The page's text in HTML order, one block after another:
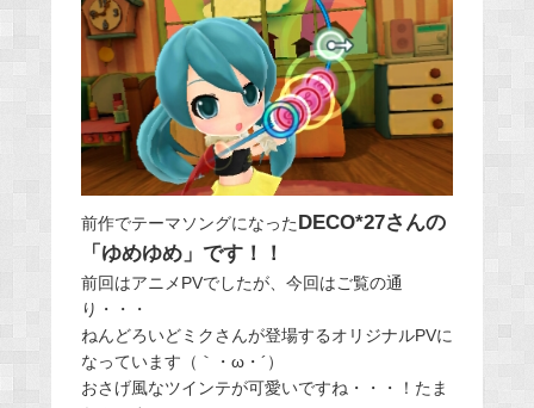
前作でテーマソングになったDECO*27さんの
「ゆめゆめ」です！！
前回はアニメPVでしたが、今回はご覧の通
り・・・
ねんどろいどミクさんが登場するオリジナルPVに
なっています（｀・ω・´）
おさげ風なツインテが可愛いですね・・・！たま